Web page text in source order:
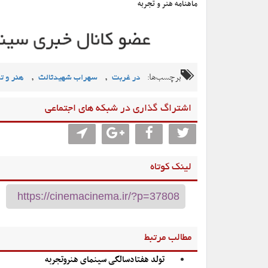
ماهنامه هنر و تجربه
برچسب‌ها: در غربت , سهراب شهیدثالث , هنر و
اشتراگ گذاری در شبکه های اجتماعی
لینک کوتاه
مطالب مرتبط
تولد هفتادسالگی سینمای هنروتجربه